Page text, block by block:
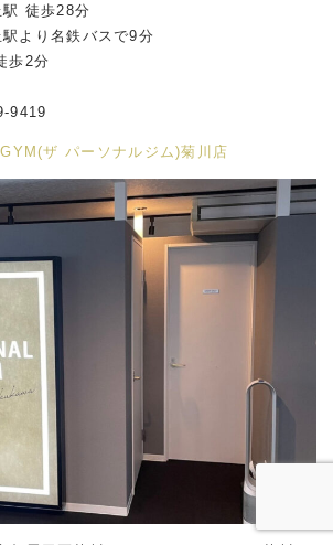
徒歩28分
より名鉄バスで9分
歩2分
9419
ザ パーソナルジム)菊川店